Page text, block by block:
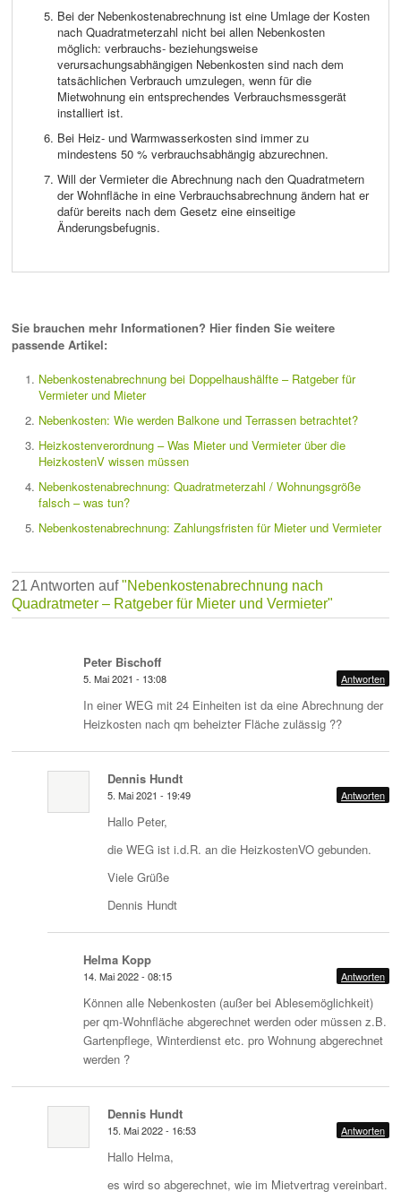
Bei der Nebenkostenabrechnung ist eine Umlage der Kosten
nach Quadratmeterzahl nicht bei allen Nebenkosten
möglich: verbrauchs- beziehungsweise
verursachungsabhängigen Nebenkosten sind nach dem
tatsächlichen Verbrauch umzulegen, wenn für die
Mietwohnung ein entsprechendes Verbrauchsmessgerät
installiert ist.
Bei Heiz- und Warmwasserkosten sind immer zu
mindestens 50 % verbrauchsabhängig abzurechnen.
Will der Vermieter die Abrechnung nach den Quadratmetern
der Wohnfläche in eine Verbrauchsabrechnung ändern hat er
dafür bereits nach dem Gesetz eine einseitige
Änderungsbefugnis.
Sie brauchen mehr Informationen? Hier finden Sie weitere
passende Artikel:
Nebenkostenabrechnung bei Doppelhaushälfte – Ratgeber für
Vermieter und Mieter
Nebenkosten: Wie werden Balkone und Terrassen betrachtet?
Heizkostenverordnung – Was Mieter und Vermieter über die
HeizkostenV wissen müssen
Nebenkostenabrechnung: Quadratmeterzahl / Wohnungsgröße
falsch – was tun?
Nebenkostenabrechnung: Zahlungsfristen für Mieter und Vermieter
21 Antworten auf"Nebenkostenabrechnung nach
Quadratmeter – Ratgeber für Mieter und Vermieter"
Peter Bischoff
5. Mai 2021 - 13:08 Antworten
In einer WEG mit 24 Einheiten ist da eine Abrechnung der
Heizkosten nach qm beheizter Fläche zulässig ??
Dennis Hundt
5. Mai 2021 - 19:49 Antworten
Hallo Peter,
die WEG ist i.d.R. an die HeizkostenVO gebunden.
Viele Grüße
Dennis Hundt
Helma Kopp
14. Mai 2022 - 08:15 Antworten
Können alle Nebenkosten (außer bei Ablesemöglichkeit)
per qm-Wohnfläche abgerechnet werden oder müssen z.B.
Gartenpflege, Winterdienst etc. pro Wohnung abgerechnet
werden ?
Dennis Hundt
15. Mai 2022 - 16:53 Antworten
Hallo Helma,
es wird so abgerechnet, wie im Mietvertrag vereinbart.